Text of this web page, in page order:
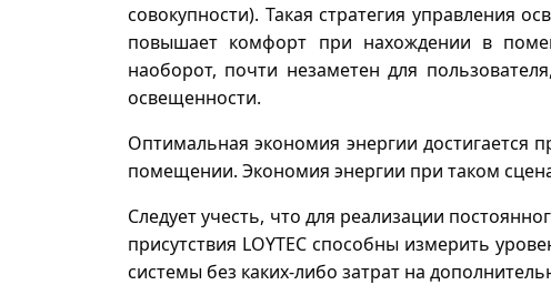
совокупности). Такая стратегия управления
повышает комфорт при нахождении в
наоборот, почти незаметен для
освещенности.
Оптимальная экономия энергии достигается
помещении. Экономия энергии при таком
Следует учесть, что для реализации
присутствия LOYTEC способны измерить
системы без каких-либо затрат на